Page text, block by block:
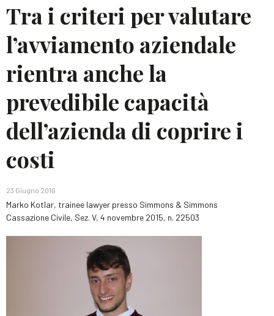
Tra i criteri per valutare
l’avviamento aziendale
rientra anche la
prevedibile capacità
dell’azienda di coprire i
costi
23 Giugno 2016
Marko Kotlar, trainee lawyer presso Simmons & Simmons
Cassazione Civile, Sez. V, 4 novembre 2015, n. 22503